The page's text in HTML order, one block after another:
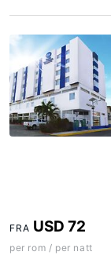
FRA USD 72
per rom / per natt